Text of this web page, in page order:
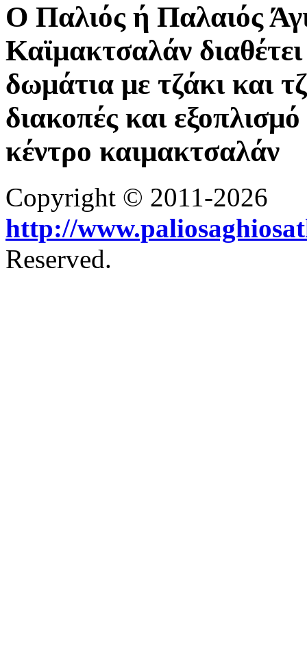
Ο Παλιός ή Παλαιός
Καϊμακτσαλάν
δωμάτια με τζάκι και
διακοπές και
κέντρο καιμακτσαλάν
Copyright © 2011-2026
http://
Reserved.